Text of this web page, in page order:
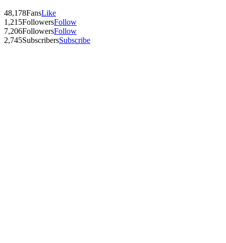
48,178FansLike
1,215FollowersFollow
7,206FollowersFollow
2,745SubscribersSubscribe